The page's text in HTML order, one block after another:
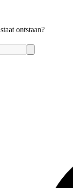
ontstaan?